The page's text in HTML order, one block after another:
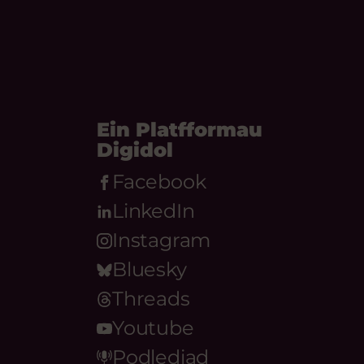
Ein Platfformau
Digidol
Facebook
LinkedIn
Instagram
Bluesky
Threads
Youtube
Podlediad